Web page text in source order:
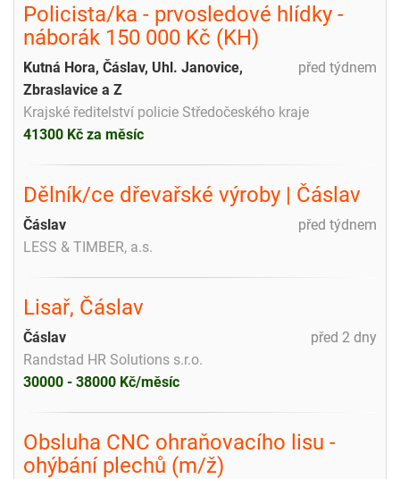
Policista/ka - prvosledové hlídky -
náborák 150 000 Kč (KH)
před týdnem
Kutná Hora, Čáslav, Uhl. Janovice,
Zbraslavice a Z
Krajské ředitelství policie Středočeského kraje
41300 Kč za měsíc
Dělník/ce dřevařské výroby | Čáslav
před týdnem
Čáslav
LESS & TIMBER, a.s.
Lisař, Čáslav
před 2 dny
Čáslav
Randstad HR Solutions s.r.o.
30000 - 38000 Kč/měsíc
Obsluha CNC ohraňovacího lisu -
ohýbání plechů (m/ž)